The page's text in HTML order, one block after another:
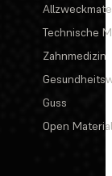
Technische
Zahnmedizin
Guss
Open